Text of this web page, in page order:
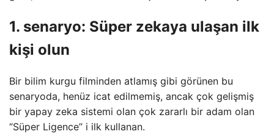
1. senaryo: Süper zekaya ulaşan ilk
kişi olun
Bir bilim kurgu filminden atlamış gibi görünen bu
senaryoda, henüz icat edilmemiş, ancak çok gelişmiş
bir yapay zeka sistemi olan çok zararlı bir adam olan
“Süper Ligence” i ilk kullanan.